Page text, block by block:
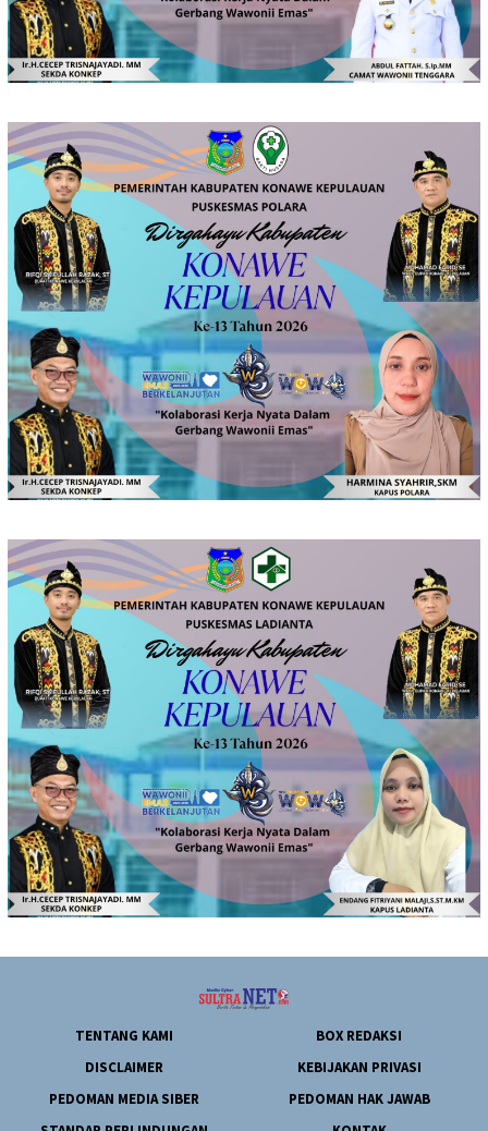
TENTANG KAMI
BOX REDAKSI
DISCLAIMER
KEBIJAKAN PRIVASI
PEDOMAN MEDIA SIBER
PEDOMAN HAK JAWAB